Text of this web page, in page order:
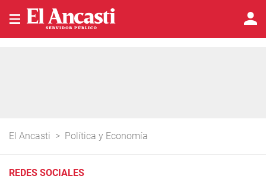
El Ancasti > Política y Economía
REDES SOCIALES